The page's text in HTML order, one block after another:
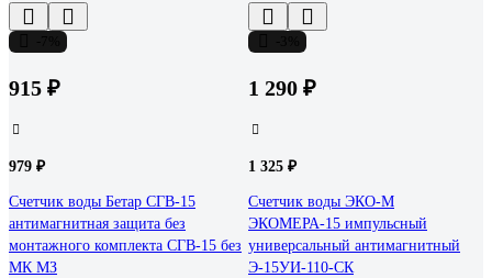
915 ₽
979 ₽
Счетчик воды Бетар СГВ-15
антимагнитная защита без
монтажного комплекта СГВ-15 без
МК МЗ
1 290 ₽
1 325 ₽
Счетчик воды ЭКО-М
ЭКОМЕРА-15 импульсный
универсальный антимагнитный
Э-15УИ-110-СК